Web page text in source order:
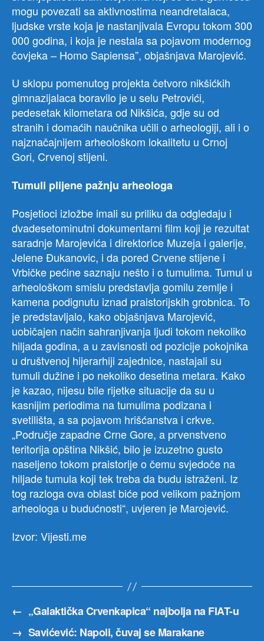
mogu povezati sa aktivnostima neandretalaca,
ljudske vrste koja je nastanjivala Evropu tokom 300
000 godina, i koja je nestala sa pojavom modernog
čovjeka – Homo Sapiensa”, objašnjava Marojević.
U sklopu pomenutog projekta četvoro nikšićkih
gimnazijalaca boravilo je u selu Petrovići,
pedesetak kilometara od Nikšića, gdje su od
stranih i domaćih naučnika učili o arheologiji, ali i o
najznačajnijem arheološkom lokalitetu u Crnoj
Gori, Crvenoj stijeni.
Tumuli plijene pažnju arheologa
Posjetioci izložbe imali su priliku da odgledaju i
dvadesetominutni dokumentarni film koji je rezultat
saradnje Marojevića i direktorice Muzeja i galerije,
Jelene Đukanovic, i da pored Crvene stijene i
Vrbičke pećine saznaju nešto i o tumulima. Tumul u
arheološkom smislu predstavlja gomilu zemlje i
kamena podignutu iznad praistorijskih grobnica. To
je predstavljalo, kako objašnjava Marojević,
uobičajen način sahranjivanja ljudi tokom nekoliko
hiljada godina, a u zavisnosti od pozicije pokojnika
u društvenoj hijerarhiji zajednice, nastajali su
tumuli dužine i po nekoliko desetina metara. Kako
je kazao, nijesu bile rijetke situacije da su u
kasnijim periodima na tumulima podizana i
svetilišta, a sa pojavom hrišćanstva i crkve.
„Područje zapadne Crne Gore, a prvenstveno
teritorija opština Nikšić, bilo je izuzetno gusto
naseljeno tokom praistorije o čemu svjedoče na
hiljade tumula koji tek treba da budu istraženi. Iz
tog razloga ova oblast biće pod velikom pažnjom
arheologa u budućnosti“, uvjeren je Marojević.
Izvor: Vijesti.me
← „Galaktička Crvenkapica“ najbolja na FIAT-u
→ Savićević: Napoli, čuvaj se Marakane